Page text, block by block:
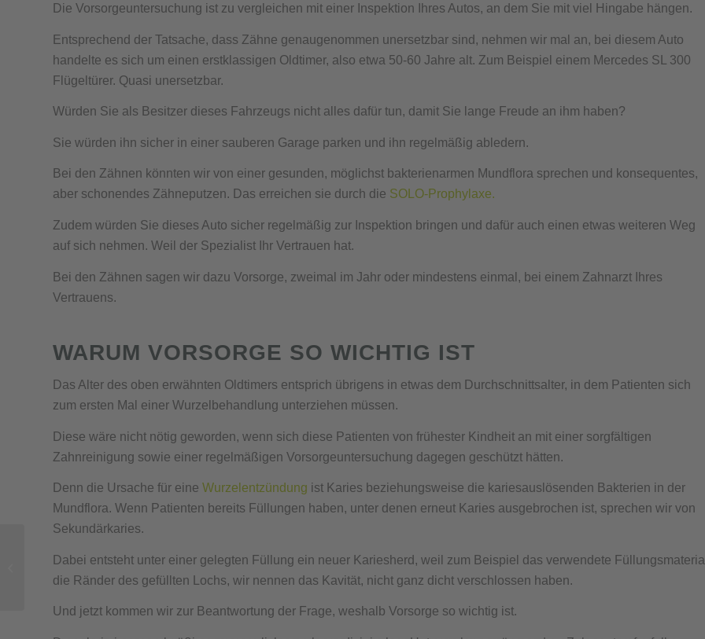
Die Vorsorgeuntersuchung ist zu vergleichen mit einer Inspektion Ihres Autos, an dem Sie mit viel Hingabe hängen.
Entsprechend der Tatsache, dass Zähne genaugenommen unersetzbar sind, nehmen wir mal an, bei diesem Auto
handelte es sich um einen erstklassigen Oldtimer, also etwa 50-60 Jahre alt. Zum Beispiel einem Mercedes SL 300
Flügeltürer. Quasi unersetzbar.
Würden Sie als Besitzer dieses Fahrzeugs nicht alles dafür tun, damit Sie lange Freude an ihm haben?
Sie würden ihn sicher in einer sauberen Garage parken und ihn regelmäßig abledern.
Bei den Zähnen könnten wir von einer gesunden, möglichst bakterienarmen Mundflora sprechen und konsequentes,
aber schonendes Zähneputzen. Das erreichen sie durch die SOLO-Prophylaxe.
Zudem würden Sie dieses Auto sicher regelmäßig zur Inspektion bringen und dafür auch einen etwas weiteren Weg
auf sich nehmen. Weil der Spezialist Ihr Vertrauen hat.
Bei den Zähnen sagen wir dazu Vorsorge, zweimal im Jahr oder mindestens einmal, bei einem Zahnarzt Ihres
Vertrauens.
WARUM VORSORGE SO WICHTIG IST
Das Alter des oben erwähnten Oldtimers entsprich übrigens in etwas dem Durchschnittsalter, in dem Patienten sich
zum ersten Mal einer Wurzelbehandlung unterziehen müssen.
Diese wäre nicht nötig geworden, wenn sich diese Patienten von frühester Kindheit an mit einer sorgfältigen
Zahnreinigung sowie einer regelmäßigen Vorsorgeuntersuchung dagegen geschützt hätten.
Denn die Ursache für eine Wurzelentzündung ist Karies beziehungsweise die kariesauslösenden Bakterien in der
Mundflora. Wenn Patienten bereits Füllungen haben, unter denen erneut Karies ausgebrochen ist, sprechen wir von
Sekundärkaries.
Dabei entsteht unter einer gelegten Füllung ein neuer Kariesherd, weil zum Beispiel das verwendete
die Ränder des gefüllten Lochs, wir nennen das Kavität, nicht ganz dicht verschlossen haben.
Und jetzt kommen wir zur Beantwortung der Frage, weshalb Vorsorge so wichtig ist.
Leistungstief durch
Zahnerkrankungen